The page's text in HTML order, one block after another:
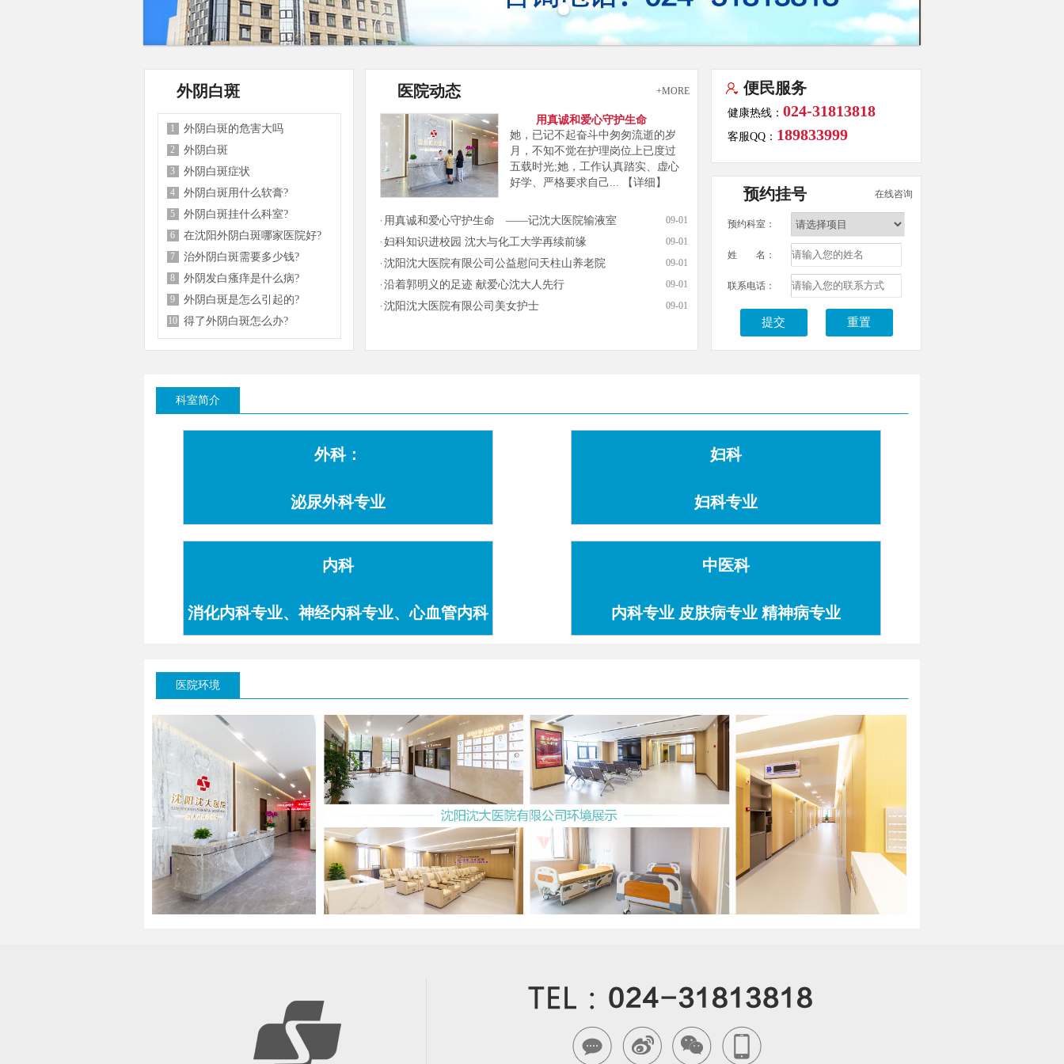
外阴白斑
1 外阴白斑的危害大吗
2 外阴白斑
3 外阴白斑症状
4 外阴白斑用什么软膏?
5 外阴白斑挂什么科室?
6 在沈阳外阴白斑哪家医院好?
7 治外阴白斑需要多少钱?
8 外阴发白瘙痒是什么病?
9 外阴白斑是怎么引起的?
10 得了外阴白斑怎么办?
医院动态 +MORE
用真诚和爱心守护生命
她，已记不起奋斗中匆匆流逝的岁
月，不知不觉在护理岗位上已度过
五载时光;她，工作认真踏实、虚心
好学、严格要求自己...
【详细】
用真诚和爱心守护生命 ——记沈大医院输液室 09-01
妇科知识进校园 沈大与化工大学再续前缘 09-01
沈阳沈大医院有限公司公益慰问天柱山养老院 09-01
沿着郭明义的足迹 献爱心沈大人先行 09-01
沈阳沈大医院有限公司美女护士 09-01
便民服务
健康热线： 024-31813818
客服QQ： 189833999
预约挂号 在线咨询
预约科室：
姓 名：
联系电话：
科室简介
外科：
泌尿外科专业
妇科
妇科专业
内科
消化内科专业、神经内科专业、心血管内科
中医科
内科专业 皮肤病专业 精神病专业
医院环境